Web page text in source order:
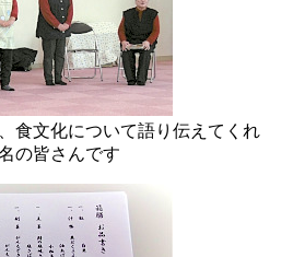
食文化について語り伝えてくれ
の皆さんです